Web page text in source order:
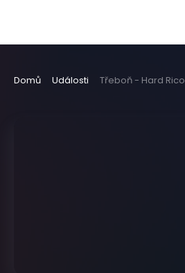
Domů Události Třeboň - Hard Rico